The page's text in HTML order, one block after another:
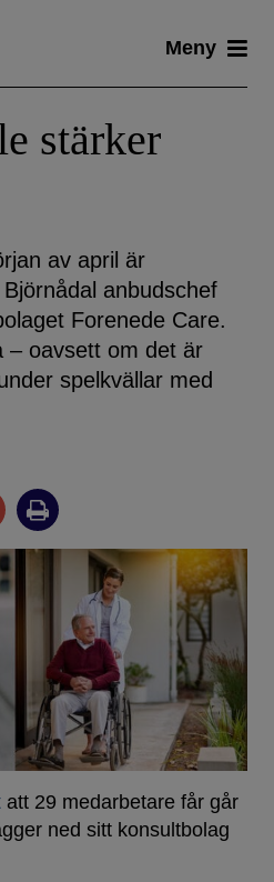
Meny
stärker
av april är
anbudschef
Forenede Care.
– oavsett om det är
spelkvällar med
att 29 medarbetare får går
ned sitt konsultbolag